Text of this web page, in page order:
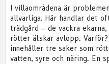
I villaområdena är
allvarliga. Här handlar det
trädgård – de vackra
rötter älskar avlopp.
innehåller tre saker som
vatten, syre och näring. En